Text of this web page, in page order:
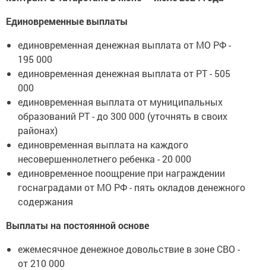
Единовременные выплаты
единовременная денежная выплата от МО РФ -
195 000
единовременная денежная выплата от РТ - 505
000
единовременная выплата от муниципальных
образований РТ - до 300 000 (уточнять в своих
районах)
единовременная выплата на каждого
несовершеннолетнего ребенка - 20 000
единовременное поощрение при награждении
госнаградами от МО РФ - пять окладов денежного
содержания
Выплаты на постоянной основе
ежемесячное денежное довольствие в зоне СВО -
от 210 000